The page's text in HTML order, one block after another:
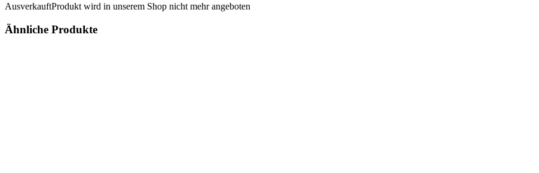
AusverkauftProdukt wird in unserem Shop nicht mehr angeboten
Ähnliche Produkte